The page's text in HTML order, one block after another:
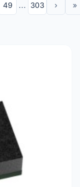
49 ... 303 › »